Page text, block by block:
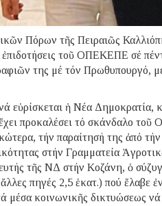
Πόρων τῆς Πειραιῶς
ἐπιδοτήσεις τοῦ ΟΠΕΚΕΠΕ σέ
της μέ τόν Πρωθυπουργό,
εὑρίσκεται ἡ Νέα Δημοκρατία,
ἔχει προκαλέσει τό σκάνδαλο
τήν παραίτησή της ἀπό
στήν Γραμματεία
τῆς ΝΔ στήν Κοζάνη, ὁ
πηγές 2,5 ἑκατ.) πού ἔλαβε
μέσα κοινωνικῆς δικτυώσεως